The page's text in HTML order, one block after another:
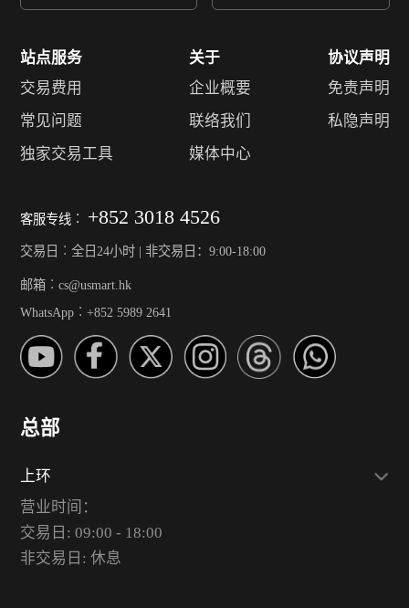
站点服务
交易费用
常见问题
独家交易工具
关于
企业概要
联络我们
媒体中心
协议声明
免责声明
私隐声明
客服专线︰ +852 3018 4526
交易日︰全日24小时 | 非交易日：9:00-18:00
邮箱︰cs@usmart.hk
WhatsApp︰+852 5989 2641
总部
上环
营业时间：
交易日: 09:00 - 18:00
非交易日: 休息